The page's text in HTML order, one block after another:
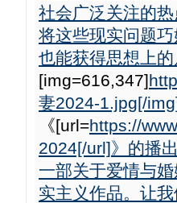
社会广泛关注的
将这些现实问题
也能获得思想上
[img=616,347]
妻2024-1.jpg[/
《[url=https://
2024[/url]》的播
一部关于爱情与
实主义作品。让